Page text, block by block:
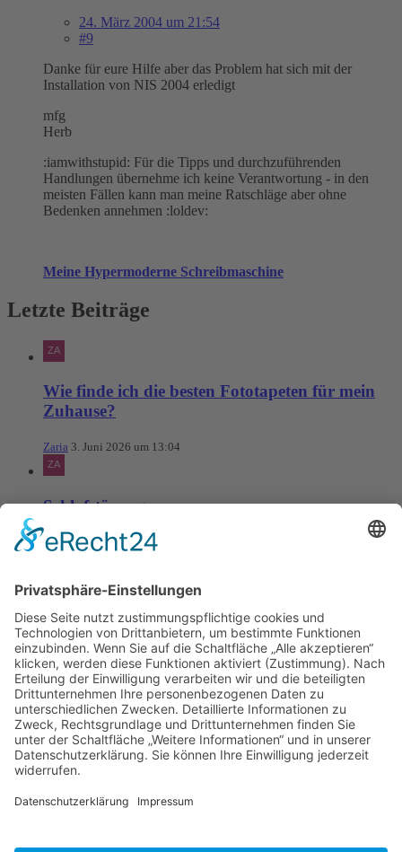
24. März 2004 um 21:54
#9
Danke für eure Hilfe aber das Problem hat sich mit der
Installation von NIS 2004 erledigt
mfg
Herb
:iamwithstupid: Für die Tipps und durchzuführenden
Handlungen übernehme ich keine Verantwortung - in den
meisten Fällen kann man meine Ratschläge aber ohne
Bedenken annehmen :loldev:
Meine Hypermoderne Schreibmaschine
Letzte Beiträge
Wie finde ich die besten Fototapeten für mein
Zuhause?
Zaria 3. Juni 2026 um 13:04
Schlafstörungen
Zaria 3. Juni 2026 um 13:03
Ms word to PDF
Manuellsen 28. Mai 2026 um 10:31
Künstliche Intelligenz in der
Plattformentwicklung
MasonOgden 24. August 2025 um 10:58
Was habt ihr euch zuletzt gekauft?
LarsKlars 3. März 2025 um 10:08